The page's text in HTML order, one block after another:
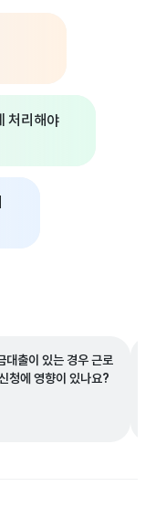
처리해야
대출이 있는 경우 근로
청에 영향이 있나요?